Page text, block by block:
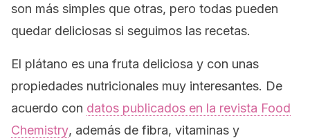
son más simples que otras, pero todas pueden
quedar deliciosas si seguimos las recetas.
El plátano es una fruta deliciosa y con unas
propiedades nutricionales muy interesantes. De
acuerdo con datos publicados en la revista Food
Chemistry, además de fibra, vitaminas y